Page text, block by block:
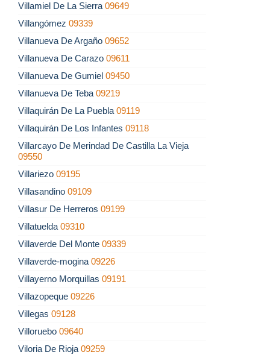
Villamiel De La Sierra 09649
Villangómez 09339
Villanueva De Argaño 09652
Villanueva De Carazo 09611
Villanueva De Gumiel 09450
Villanueva De Teba 09219
Villaquirán De La Puebla 09119
Villaquirán De Los Infantes 09118
Villarcayo De Merindad De Castilla La Vieja
09550
Villariezo 09195
Villasandino 09109
Villasur De Herreros 09199
Villatuelda 09310
Villaverde Del Monte 09339
Villaverde-mogina 09226
Villayerno Morquillas 09191
Villazopeque 09226
Villegas 09128
Villoruebo 09640
Viloria De Rioja 09259